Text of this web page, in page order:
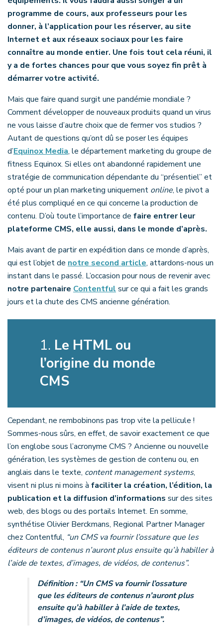
programme de cours, aux professeurs pour les
donner, à l’application pour les réserver, au site
Internet et aux réseaux sociaux pour les faire
connaître au monde entier. Une fois tout cela réuni, il
y a de fortes chances pour que vous soyez fin prêt à
démarrer votre activité.
Mais que faire quand surgit une pandémie mondiale ?
Comment développer de nouveaux produits quand un virus
ne vous laisse d’autre choix que de fermer vos studios ?
Autant de questions qu’ont dû se poser les équipes
d’Equinox Media, le département marketing du groupe de
fitness Equinox. Si elles ont abandonné rapidement une
stratégie de communication dépendante du “présentiel” et
opté pour un plan marketing uniquement online, le pivot a
été plus compliqué en ce qui concerne la production de
contenu. D’où toute l’importance de faire entrer leur
plateforme CMS, elle aussi, dans le monde d’après.
Mais avant de partir en expédition dans ce monde d’après,
qui est l’objet de notre second article, attardons-nous un
instant dans le passé. L’occasion pour nous de revenir avec
notre partenaire Contentful sur ce qui a fait les grands
jours et la chute des CMS ancienne génération.
1. Le HTML ou
l’origine du monde
CMS
Cependant, ne rembobinons pas trop vite la pellicule !
Sommes-nous sûrs, en effet, de savoir exactement ce que
l’on englobe sous l’acronyme CMS ? Ancienne ou nouvelle
génération, les systèmes de gestion de contenu ou, en
anglais dans le texte, content management systems,
visent ni plus ni moins à faciliter la création, l’édition, la
publication et la diffusion d’informations sur des sites
web, des blogs ou des portails Internet. En somme,
synthétise Olivier Berckmans, Regional Partner Manager
chez Contentful, “un CMS va fournir l’ossature que les
éditeurs de contenus n’auront plus ensuite qu’à habiller à
l’aide de textes, d’images, de vidéos, de contenus”.
Définition : “Un CMS va fournir l’ossature
que les éditeurs de contenus n’auront plus
ensuite qu’à habiller à l’aide de textes,
d’images, de vidéos, de contenus”.